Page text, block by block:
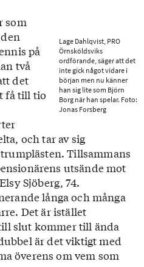
Lage Dahlqvist, PRO
Örnsköldsviks
ordförande, säger att det
inte gick något vidare i
början men nu känner
han sig lite som Björn
Borg när han spelar. Foto:
Jonas Forsberg
som
på
två
det
få till tio
och tar av sig
Tillsammans
utsände mot
Sjöberg, 74.
långa och många
Det är istället
slut kommer till ända
är det viktigt med
överens om vem som